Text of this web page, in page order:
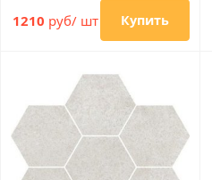
1210 руб/ шт Купить